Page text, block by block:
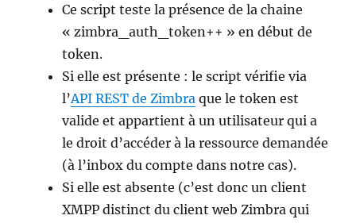
Ce script teste la présence de la chaine
« zimbra_auth_token++ » en début de
token.
Si elle est présente : le script vérifie via
l’API REST de Zimbra que le token est
valide et appartient à un utilisateur qui a
le droit d’accéder à la ressource demandée
(à l’inbox du compte dans notre cas).
Si elle est absente (c’est donc un client
XMPP distinct du client web Zimbra qui